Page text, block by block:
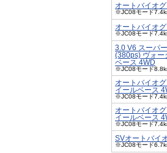
オートバイオ
※JC08モード
オートバイオ
※JC08モード
3.0 V6 スーパ
(380ps) ヴォー
ベース 4WD
※JC08モード
オートバイオ
イールベース
※JC08モード
オートバイオ
イールベース
※JC08モード
SVオートバイ
※JC08モード